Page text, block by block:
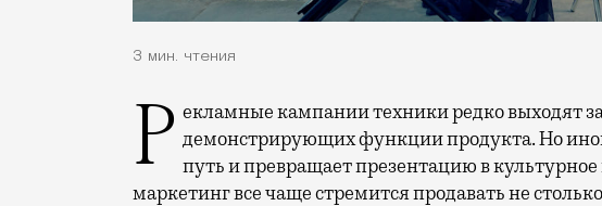
3 мин. чтения
Рекламные кампании техники редко выходят за рамки привычных съемок, демонстрирующих функции продукта. Но
путь и превращает презентацию в
маркетинг все чаще стремится продавать не